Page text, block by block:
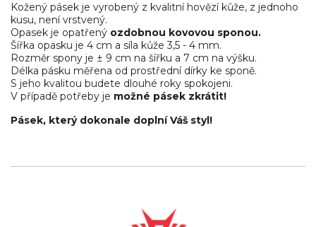
Kožený pásek je vyrobený z kvalitní hovězí kůže, z jednoho
kusu, není vrstvený.
Opasek je opatřený ozdobnou kovovou sponou.
Šířka opasku je 4 cm a síla kůže 3,5 - 4 mm.
Rozměr spony je ± 9 cm na šířku a 7 cm na výšku.
Délka pásku měřena od prostřední dírky ke sponě.
S jeho kvalitou budete dlouhé roky spokojeni.
V případě potřeby je možné pásek zkrátit!
Pásek, který dokonale doplní Váš styl!